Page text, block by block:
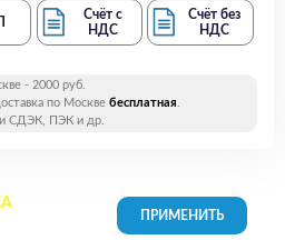
Счёт с
НДС
Счёт без
НДС
- 2000 руб.
по Москве бесплатная.
СДЭК, ПЭК и др.
на все